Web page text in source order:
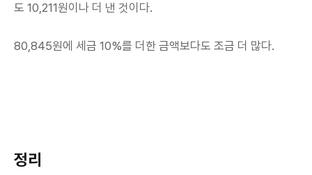
도 10,211원이나 더 낸 것이다.
80,845원에 세금 10%를 더한 금액보다도 조금 더 많다.
정리